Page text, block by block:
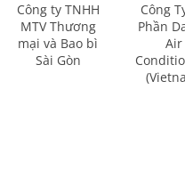
Công ty TNHH
MTV Thương
mại và Bao bì
Sài Gòn
Công
Phần
Air